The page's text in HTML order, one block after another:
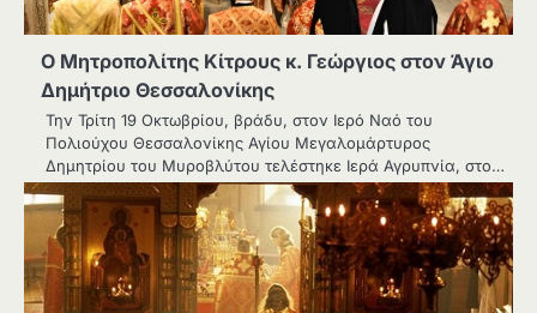
Ο Μητροπολίτης Κίτρους κ. Γεώργιος στον Άγιο
Δημήτριο Θεσσαλονίκης
Την Τρίτη 19 Οκτωβρίου, βράδυ, στον Ιερό Ναό του
Πολιούχου Θεσσαλονίκης Αγίου Μεγαλομάρτυρος
Δημητρίου του Μυροβλύτου τελέστηκε Ιερά Αγρυπνία, στο…